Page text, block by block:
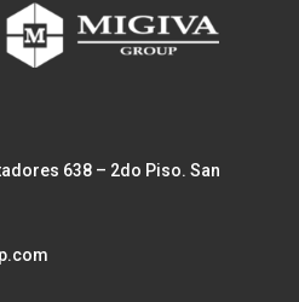
638 – 2do Piso. San